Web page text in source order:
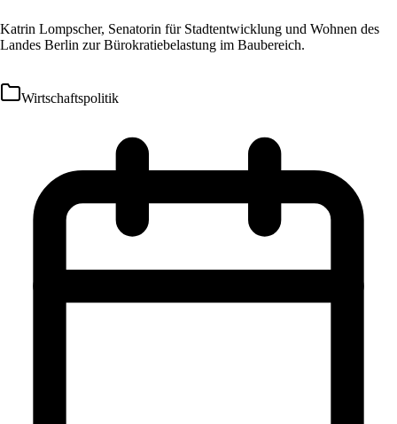
Katrin Lompscher, Senatorin für Stadtentwicklung und Wohnen des
Landes Berlin zur Bürokratiebelastung im Baubereich.
Wirtschaftspolitik